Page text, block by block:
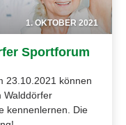
1. OKTOBER 2021
Sportforum
23.10.2021 können
Walddörfer
kennenlernen. Die